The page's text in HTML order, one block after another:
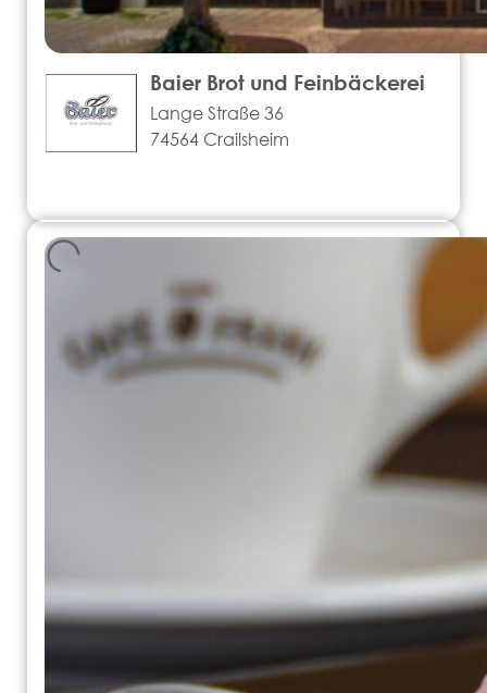
Baier Brot und Feinbäckerei
Lange Straße 36
74564 Crailsheim